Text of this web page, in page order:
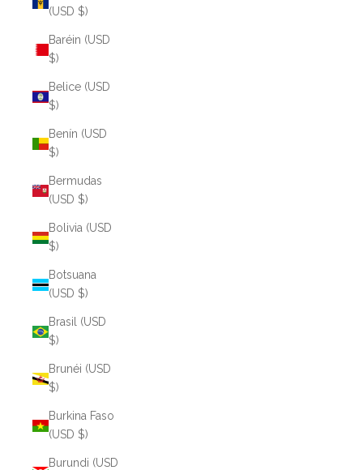
(USD $)
Baréin (USD
$)
Belice (USD
$)
Benín (USD
$)
Bermudas
(USD $)
Bolivia (USD
$)
Botsuana
(USD $)
Brasil (USD
$)
Brunéi (USD
$)
Burkina Faso
(USD $)
Burundi (USD